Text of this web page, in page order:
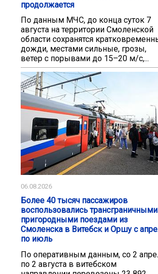
продолжается
По данным МЧС, до конца суток 7
августа на территории Смоленской
области сохранятся
дожди, местами сильные, грозы,
ветер с порывами до 15–20 м/с,...
06.08.2026
Более 40 тысяч пассажиров
воспользовались трансграничными
пригородными поездами из
Смоленска в Витебск и Оршу с
по июль
По оперативным данным, со 2
по 2 августа в витебском